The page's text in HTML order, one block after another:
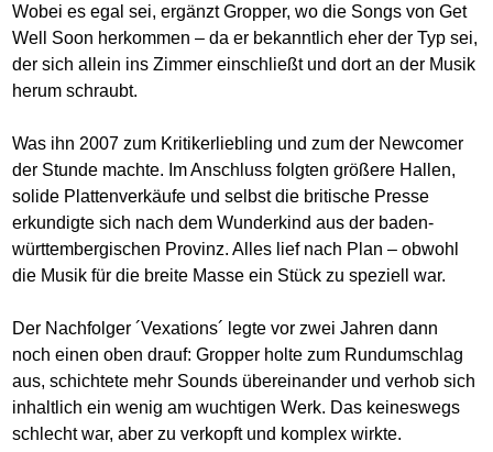
Wobei es egal sei, ergänzt Gropper, wo die Songs von Get
Well Soon herkommen – da er bekanntlich eher der Typ sei,
der sich allein ins Zimmer einschließt und dort an der Musik
herum schraubt.
Was ihn 2007 zum Kritikerliebling und zum der Newcomer
der Stunde machte. Im Anschluss folgten größere Hallen,
solide Plattenverkäufe und selbst die britische Presse
erkundigte sich nach dem Wunderkind aus der baden-
württembergischen Provinz. Alles lief nach Plan – obwohl
die Musik für die breite Masse ein Stück zu speziell war.
Der Nachfolger ´Vexations´ legte vor zwei Jahren dann
noch einen oben drauf: Gropper holte zum Rundumschlag
aus, schichtete mehr Sounds übereinander und verhob sich
inhaltlich ein wenig am wuchtigen Werk. Das keineswegs
schlecht war, aber zu verkopft und komplex wirkte.